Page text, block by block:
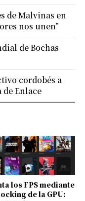
los FPS mediante
de la GPU:
de Malvinas en
nos unen”
de Bochas
cordobés a
de Enlace